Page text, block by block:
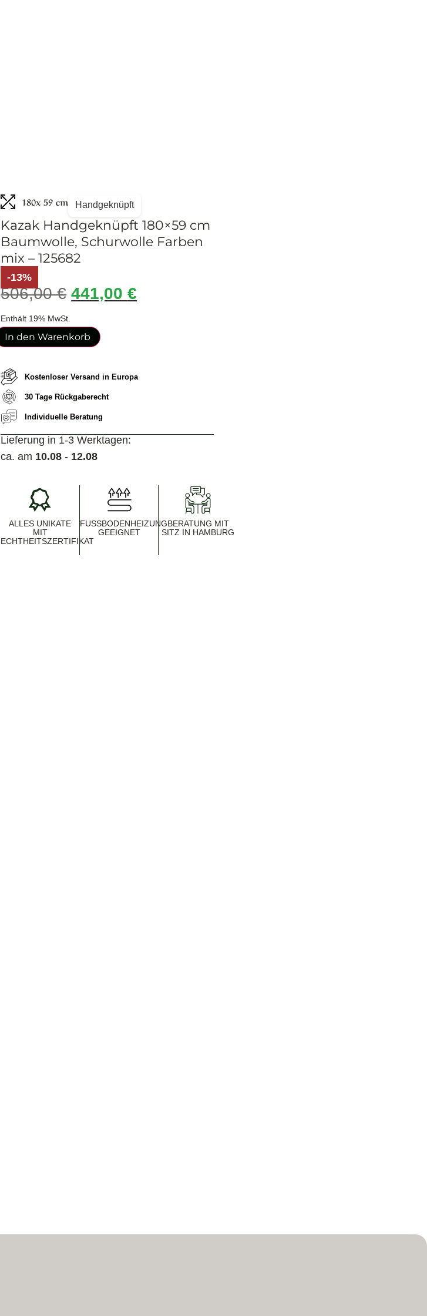
180x 59 cm Handgeknüpft
Kazak Handgeknüpft 180×59 cm
Baumwolle, Schurwolle Farben
mix – 125682
-13%
506,00€ 441,00€
Enthält 19% MwSt.
In den Warenkorb
Kostenloser Versand in Europa
30 Tage Rückgaberecht
Individuelle Beratung
Lieferung in 1-3 Werktagen:
ca. am 10.08 - 12.08
ALLES UNIKATE
MIT
ECHTHEITSZERTIFIKAT
FUSSBODENHEIZUNG G
EEIGNET
BERATUNG MIT
SITZ IN HAMBURG